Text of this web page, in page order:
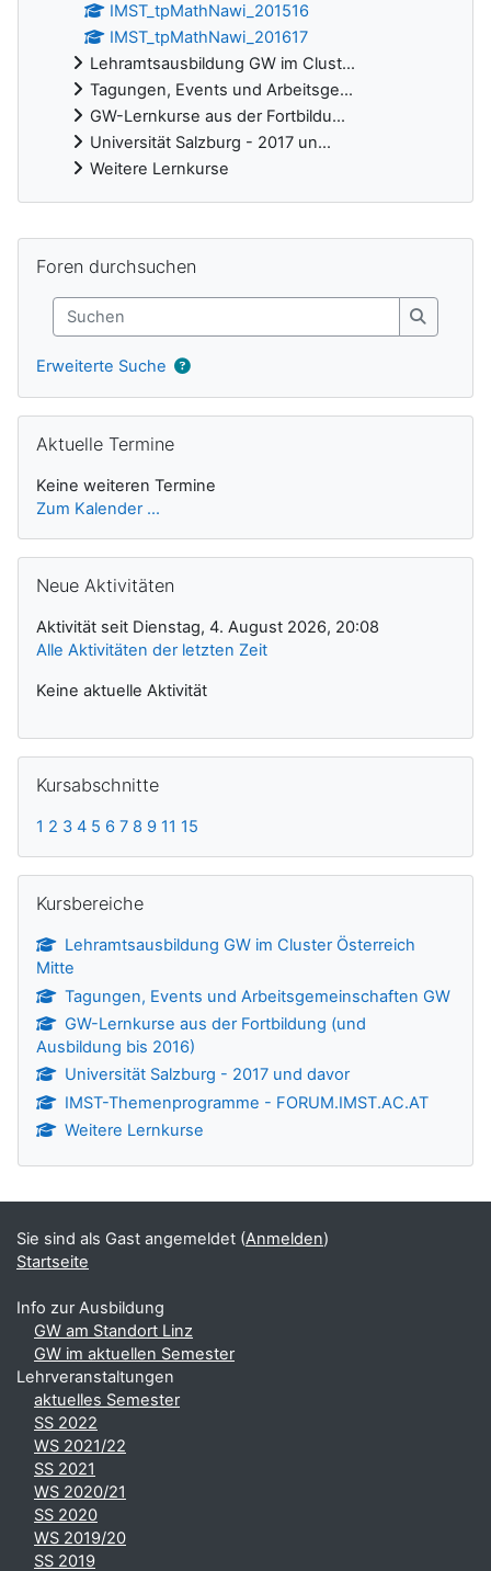
IMST_tpMathNawi_201516
IMST_tpMathNawi_201617
Lehramtsausbildung GW im Clust...
Tagungen, Events und Arbeitsge...
GW-Lernkurse aus der Fortbildu...
Universität Salzburg - 2017 un...
Weitere Lernkurse
Foren durchsuchen
Suchen
Suchen
Erweiterte Suche
Aktuelle Termine
Keine weiteren Termine
Zum Kalender ...
Neue Aktivitäten
Aktivität seit Dienstag, 4. August 2026, 20:08
Alle Aktivitäten der letzten Zeit
Keine aktuelle Aktivität
Kursabschnitte
1 2 3 4 5 6 7 8 9 11 15
Kursbereiche
Lehramtsausbildung GW im Cluster Österreich
Mitte
Tagungen, Events und Arbeitsgemeinschaften GW
GW-Lernkurse aus der Fortbildung (und
Ausbildung bis 2016)
Universität Salzburg - 2017 und davor
IMST-Themenprogramme - FORUM.IMST.AC.AT
Weitere Lernkurse
Sie sind als Gast angemeldet (Anmelden)
Startseite
Info zur Ausbildung
GW am Standort Linz
GW im aktuellen Semester
Lehrveranstaltungen
aktuelles Semester
SS 2022
WS 2021/22
SS 2021
WS 2020/21
SS 2020
WS 2019/20
SS 2019